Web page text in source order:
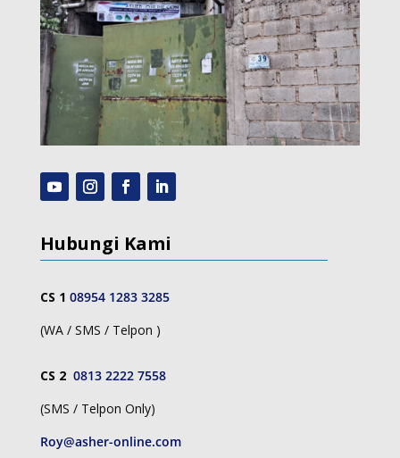
Hubungi Kami
CS 1 08954 1283 3285
(WA / SMS / Telpon )
CS 2 0813 2222 7558
(SMS / Telpon Only)
Roy@asher-online.com